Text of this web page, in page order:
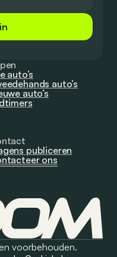
auto’s
auto’s
auto’s
publiceren
ons
voorbehouden.